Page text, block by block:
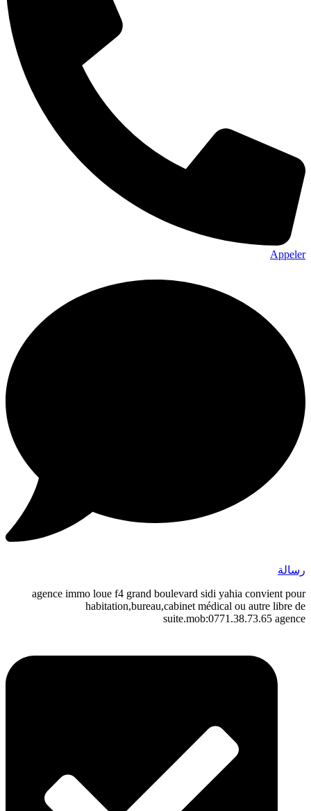
Appeler
رسالة
agence immo loue f4 grand boulevard sidi yahia convient pour
habitation,bureau,cabinet médical ou autre libre de
suite.mob:0771.38.73.65 agence